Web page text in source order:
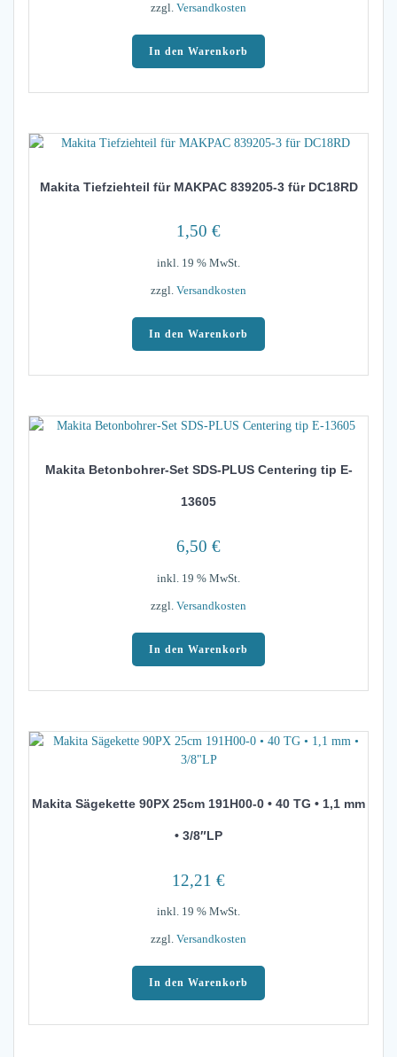
zzgl. Versandkosten
In den Warenkorb
Makita Tiefziehteil für MAKPAC 839205-3 für DC18RD
1,50 €
inkl. 19 % MwSt.
zzgl. Versandkosten
In den Warenkorb
Makita Betonbohrer-Set SDS-PLUS Centering tip E-
13605
6,50 €
inkl. 19 % MwSt.
zzgl. Versandkosten
In den Warenkorb
Makita Sägekette 90PX 25cm 191H00-0 • 40 TG • 1,1 mm
• 3/8″LP
12,21 €
inkl. 19 % MwSt.
zzgl. Versandkosten
In den Warenkorb